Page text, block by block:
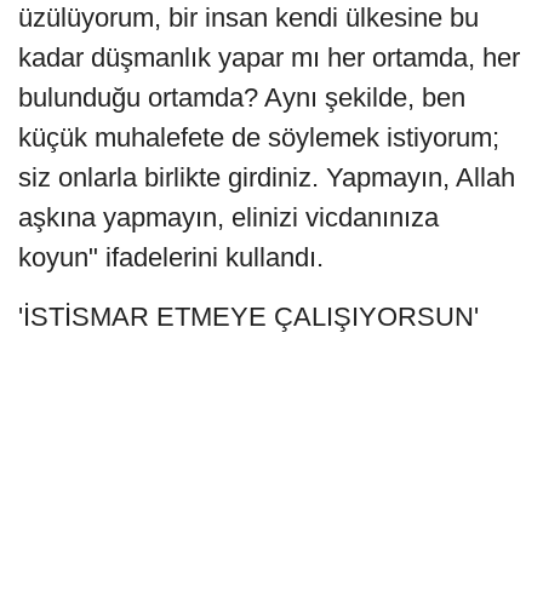
üzülüyorum, bir insan kendi ülkesine bu
kadar düşmanlık yapar mı her ortamda, her
bulunduğu ortamda? Aynı şekilde, ben
küçük muhalefete de söylemek istiyorum;
siz onlarla birlikte girdiniz. Yapmayın, Allah
aşkına yapmayın, elinizi vicdanınıza
koyun" ifadelerini kullandı.
'İSTİSMAR ETMEYE ÇALIŞIYORSUN'